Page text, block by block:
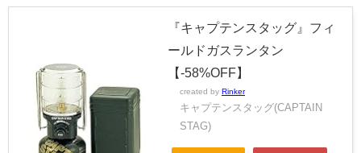
『キャプテンスタッグ』フィ
ールドガスランタン
【-58%OFF】
created by Rinker
キャプテンスタッグ(CAPTAIN
STAG)